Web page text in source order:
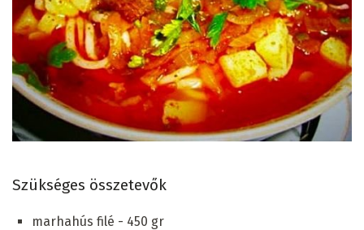
Szükséges összetevők
marhahús filé - 450 gr